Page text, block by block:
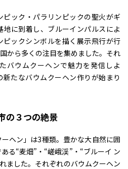
ック・パラリンピックの聖火がギ
地に到着し、ブルーインパルスによ
ピックシンボルを描く展示飛行が行
から多くの注目を集めました。それ
バウムクーヘンで魅力を発信しよ
たなバウムクーヘン作りが始まり
の３つの絶景
ヘン」は3種類。豊かな大自然に囲
る“麦畑”・“嵯峨渓”・“ブルーイ ン
ました。それぞれのバウムクーヘン